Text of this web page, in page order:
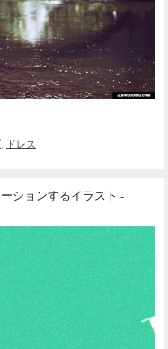
, ドレス
ションするイラスト -